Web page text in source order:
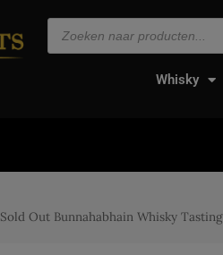
Whisky
Sold Out Bunnahabhain Whisky Tasting